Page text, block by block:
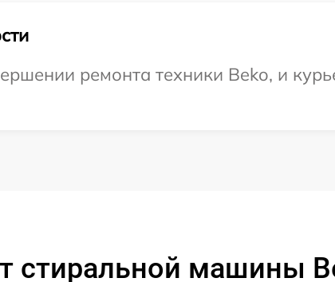
ремонта техники Beko, и
стиральной машины